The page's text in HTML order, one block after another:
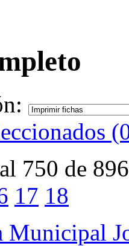
750 de
17 18
Municipal